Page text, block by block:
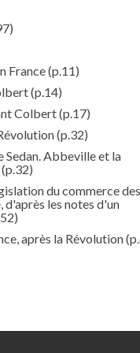
France(p.11)
(p.14)
Colbert(p.17)
(p.32)
Sedan. Abbeville et la
(p.32)
du commerce des
d'après les notes d'un
après la Révolution